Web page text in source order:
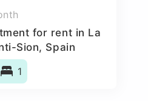
for rent in La
Sion, Spain
1